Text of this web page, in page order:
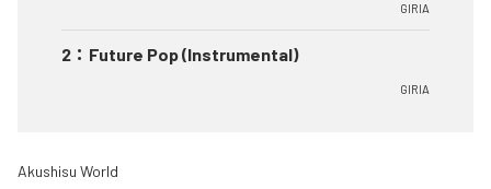
GIRIA
2 ： Future Pop (Instrumental)
GIRIA
Akushisu World